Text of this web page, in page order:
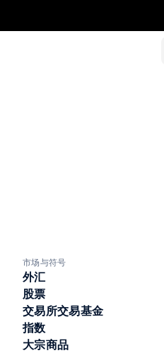
市场与符号
外汇
股票
交易所交易基金
指数
大宗商品